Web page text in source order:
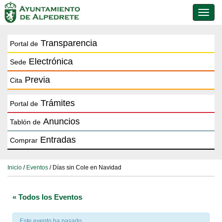
de
Portal de Transparencia
Sede Electrónica
Cita Previa
Portal de Trámites
Tablón de Anuncios
Comprar Entradas
Inicio / Eventos / Días sin Cole en Navidad
« Todos los Eventos